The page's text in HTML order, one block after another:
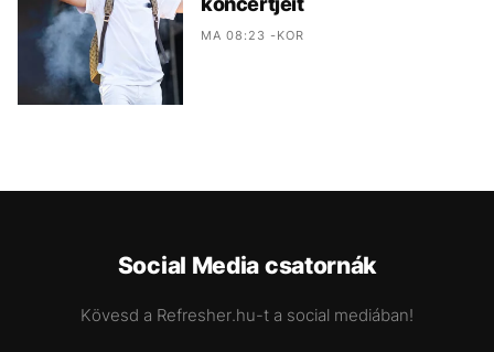
MA 08:23 -KOR
Social Media csatornák
Kövesd a Refresher.hu-t a social mediában!